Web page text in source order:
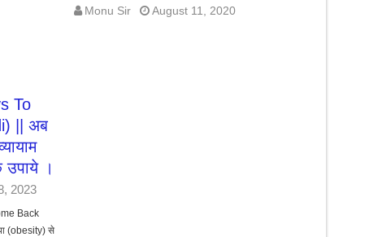
To
|| अब
।
2023
Back
(obesity) से
Monu Sir
August 11, 2020